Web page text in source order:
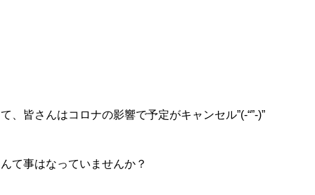
、皆さんはコロナの影響で予定がキャンセル”(-“”-)”
て事はなっていませんか？